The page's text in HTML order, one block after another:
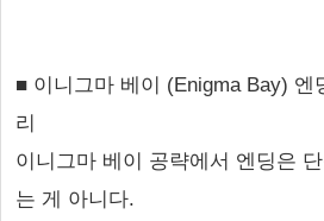
■ 이니그마 베이 (Enigma Bay) 엔
리
이니그마 베이 공략에서 엔딩은
는 게 아니다.